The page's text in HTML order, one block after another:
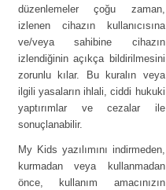
düzenlemeler çoğu zaman,
izlenen cihazın kullanıcısına
ve/veya sahibine cihazın
izlendiğinin açıkça bildirilmesini
zorunlu kılar. Bu kuralın veya
ilgili yasaların ihlali, ciddi hukuki
yaptırımlar ve cezalar ile
sonuçlanabilir.
My Kids yazılımını indirmeden,
kurmadan veya kullanmadan
önce, kullanım amacınızın